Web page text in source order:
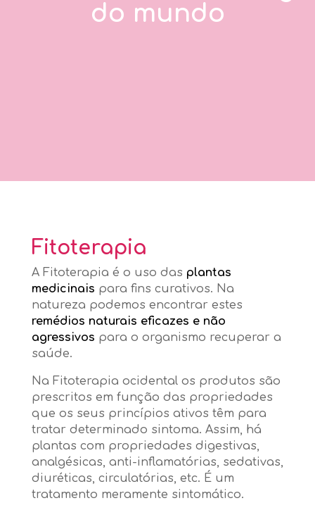
do mundo
Fitoterapia
A Fitoterapia é o uso das plantas
medicinais para fins curativos. Na
natureza podemos encontrar estes
remédios naturais eficazes e não
agressivos para o organismo recuperar a
saúde.
Na Fitoterapia ocidental os produtos são
prescritos em função das propriedades
que os seus princípios ativos têm para
tratar determinado sintoma. Assim, há
plantas com propriedades digestivas,
analgésicas, anti-inflamatórias, sedativas,
diuréticas, circulatórias, etc. É um
tratamento meramente sintomático.